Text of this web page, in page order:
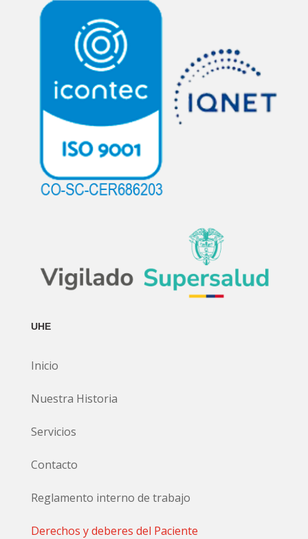
UHE
Inicio
Nuestra Historia
Servicios
Contacto
Reglamento interno de trabajo
Derechos y deberes del Paciente